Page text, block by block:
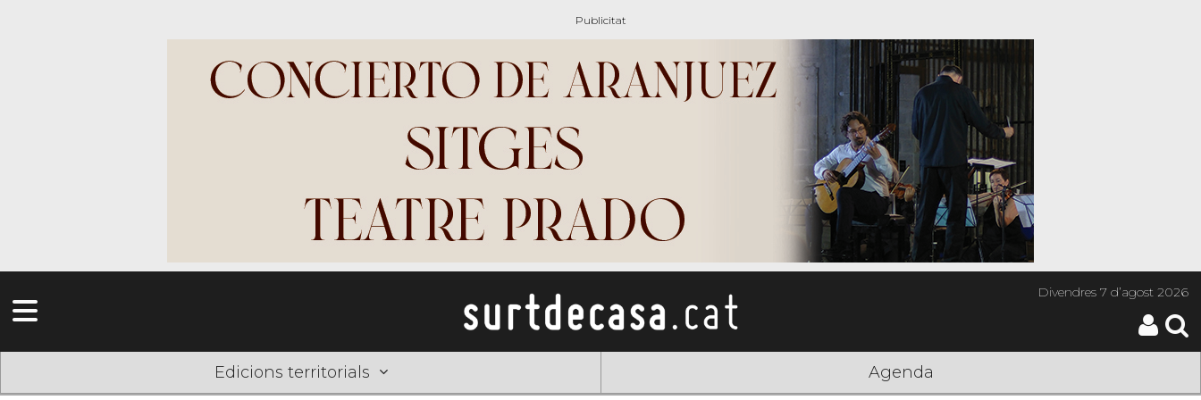
Divendres7 d’agost 2026
Edicions territorials Agenda